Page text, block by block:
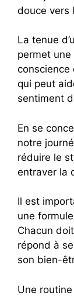
douce vers
La tenue
permet
conscience
qui peut
sentiment
En se
notre
réduire le
entraver la
Il est
une
Chacun
répond à
son bien-
Une